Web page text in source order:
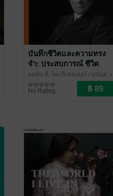
บันทึกชีวิตและความทรง
จำ: ประสบการณ์ ชีวิต
และปรัชญาความสำเร็จ
ของจอห์น ดี. ร็อกกีเฟลเลอ
ร์
จอห์น ดี. ร็อกกีเฟลเลอร์ / อนันต์ ว
/ ไศเลนทร์
No Rating